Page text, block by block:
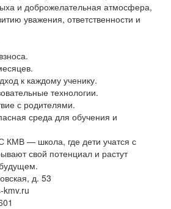
и доброжелательная атмосфера,
уважения, ответственности и
к каждому ученику.
технологии.
с родителями.
среда для обучения и
— школа, где дети учатся с
свой потенциал и растут
д. 53
kmv.ru